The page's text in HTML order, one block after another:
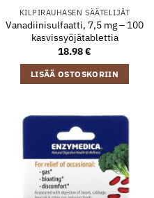
KILPIRAUHASEN SÄÄTELIJÄT
Vanadiinisulfaatti, 7,5 mg – 100
kasvissyöjätablettia
18.98€
LISÄÄ OSTOSKORIIN